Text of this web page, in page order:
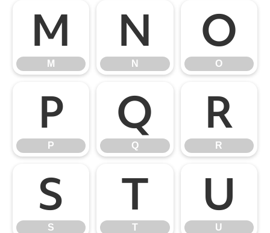
M
M
N
N
O
O
P
P
Q
Q
R
R
S
S
T
T
U
U